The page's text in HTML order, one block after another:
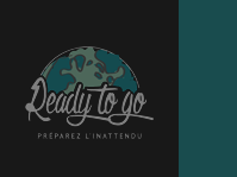
ÉTUDES
EMPLOIS &
STAGES